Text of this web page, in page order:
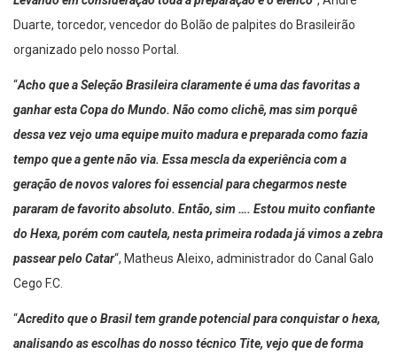
Levando em consideração toda a preparação e o elenco “, André
Duarte, torcedor, vencedor do Bolão de palpites do Brasileirão
organizado pelo nosso Portal.
“Acho que a Seleção Brasileira claramente é uma das favoritas a
ganhar esta Copa do Mundo. Não como clichê, mas sim porquê
dessa vez vejo uma equipe muito madura e preparada como fazia
tempo que a gente não via. Essa mescla da experiência com a
geração de novos valores foi essencial para chegarmos neste
pararam de favorito absoluto. Então, sim …. Estou muito confiante
do Hexa, porém com cautela, nesta primeira rodada já vimos a zebra
passear pelo Catar “, Matheus Aleixo, administrador do Canal Galo
Cego F.C.
“Acredito que o Brasil tem grande potencial para conquistar o hexa,
analisando as escolhas do nosso técnico Tite, vejo que de forma